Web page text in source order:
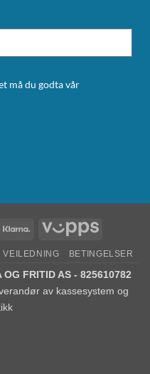
må du godta vår
VEILEDNING BETINGELSER
OG FRITID AS - 825610782
av kassesystem og